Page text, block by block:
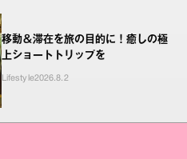
移動＆滞在を旅の目的に！癒しの極
上ショートトリップを
Lifestyle2026.8.2